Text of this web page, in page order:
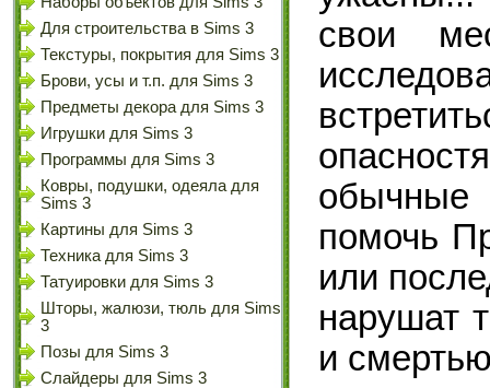
Для строительства в Sims 3
Текстуры, покрытия для Sims 3
Брови, усы и т.п. для Sims 3
Предметы декора для Sims 3
Игрушки для Sims 3
Программы для Sims 3
Ковры, подушки, одеяла для
Sims 3
Картины для Sims 3
Техника для Sims 3
Татуировки для Sims 3
Шторы, жалюзи, тюль для Sims
3
Позы для Sims 3
Слайдеры для Sims 3
свои
помочь
или
нарушат
и